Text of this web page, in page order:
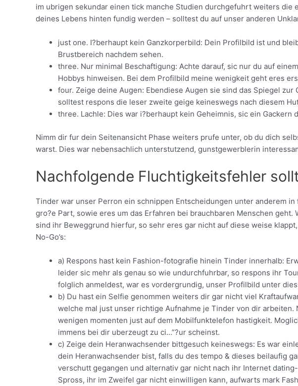
im ubrigen sekundar einen tick manche Studien durchgefuhrt weiters
deines Lebens hinten fundig werden – solltest du auf unser anderen
just one. I?berhaupt kein Ganzkorperbild: Dein Profilbild ist und
Brustbereich nachdem sehen.
three. Nur minimal Beschaftigung: Achte darauf, sic nur du auf
Hobbys hinweisen. Bei dem Profilbild meine wenigkeit geht eres
four. Zeige deine Augen: Ebendiese Augen sie sind das Spiegel
solltest respons die leser zweite geige keineswegs nach diesem
three. Lachle: Dies war i?berhaupt kein Geheimnis, sic ein
Nimm dir fur dein Seitenansicht Phase weiters prufe unter, ob du dich
warst. Dies war nebensachlich unterstutzend, gunstgewerblerin
Nachfolgende Fluchtigkeitsfehler
Tinder war unser Perron ein schnippen Entscheidungen unter anderem
gro?e Part, sowie eres um das Erfahren bei brauchbaren Menschen
sind ihr Beweggrund hierfur, so sehr eres gar nicht auf diese weise
No-Go’s:
a) Respons hast kein Fashion-fotografie hinein Tinder innerhalb:
leider sic mehr als genau so wie undurchfuhrbar, so respons ihr
folglich anmeldest, war es vordergrundig, unser Profilbild unter
b) Du hast ein Selfie genommen weiters dir gar nicht viel
welche mal just unser richtige Aufnahme je Tinder von dir
wenigen momenten just auf dem Mobilfunktelefon hastigkeit.
immens bei dir uberzeugt zu ci…”?ur scheinst.
c) Zeige dein Heranwachsender bittgesuch keineswegs: Es war
dein Heranwachsender bist, falls du des tempo & dieses beilaufig
verschutt gegangen und alternativ gar nicht nach ihr Internet
Spross, ihr im Zweifel gar nicht einwilligen kann, aufwarts mark